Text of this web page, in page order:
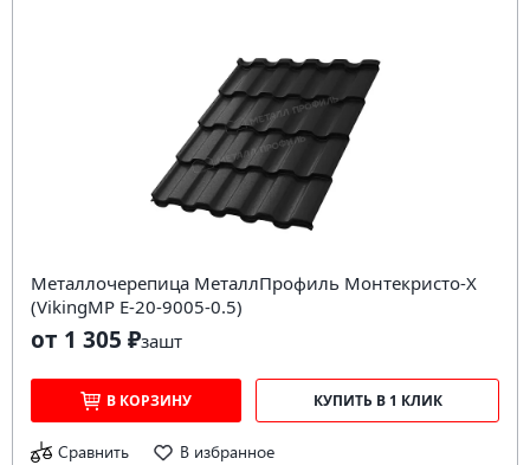
Металлочерепица МеталлПрофиль Монтекристо-X
(VikingMP E-20-9005-0.5)
от 1 305 ₽зашт
В КОРЗИНУ КУПИТЬ В 1 КЛИК
Сравнить В избранное